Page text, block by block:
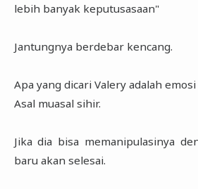
lebih banyak keputusasaan"
Jantungnya berdebar kencang.
Apa yang dicari Valery adalah
Asal muasal sihir.
Jika dia bisa memanipulasinya
baru akan selesai.